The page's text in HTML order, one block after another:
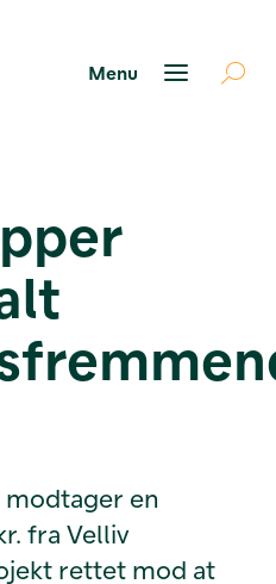
modtager en
fra Velliv
rettet mod at